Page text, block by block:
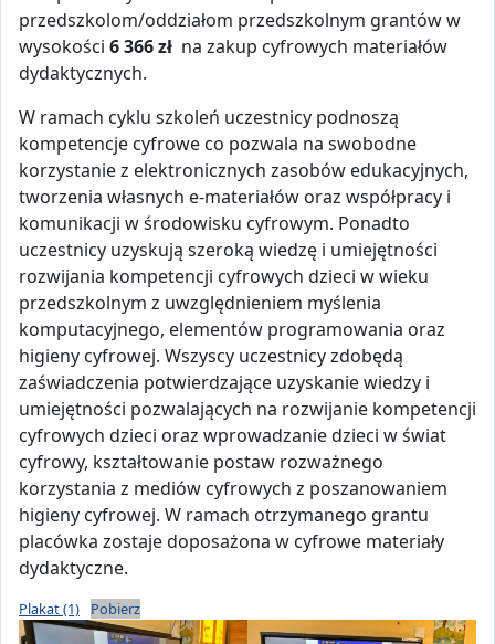
przedszkolom/oddziałom przedszkolnym grantów w
wysokości 6 366 zł na zakup cyfrowych materiałów
dydaktycznych.
W ramach cyklu szkoleń uczestnicy podnoszą
kompetencje cyfrowe co pozwala na swobodne
korzystanie z elektronicznych zasobów edukacyjnych,
tworzenia własnych e-materiałów oraz współpracy i
komunikacji w środowisku cyfrowym. Ponadto
uczestnicy uzyskują szeroką wiedzę i umiejętności
rozwijania kompetencji cyfrowych dzieci w wieku
przedszkolnym z uwzględnieniem myślenia
komputacyjnego, elementów programowania oraz
higieny cyfrowej. Wszyscy uczestnicy zdobędą
zaświadczenia potwierdzające uzyskanie wiedzy i
umiejętności pozwalających na rozwijanie kompetencji
cyfrowych dzieci oraz wprowadzanie dzieci w świat
cyfrowy, kształtowanie postaw rozważnego
korzystania z mediów cyfrowych z poszanowaniem
higieny cyfrowej. W ramach otrzymanego grantu
placówka zostaje doposażona w cyfrowe materiały
dydaktyczne.
Plakat (1) Pobierz